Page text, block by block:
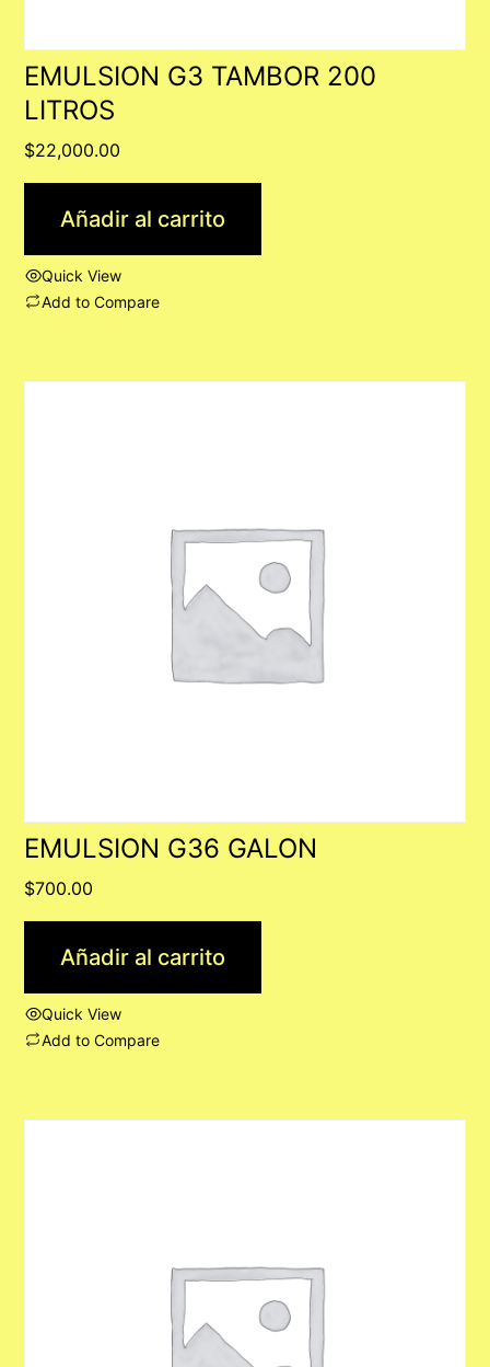
EMULSION G3 TAMBOR 200
LITROS
$22,000.00
Añadir al carrito
Quick View
Add to Compare
EMULSION G36 GALON
$700.00
Añadir al carrito
Quick View
Add to Compare